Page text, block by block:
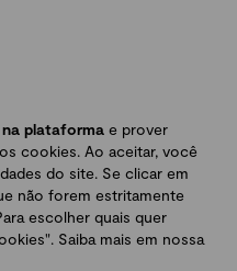
na plataforma e prover
cookies. Ao aceitar, você
do site. Se clicar em
não forem estritamente
escolher quais quer
Saiba mais em nossa